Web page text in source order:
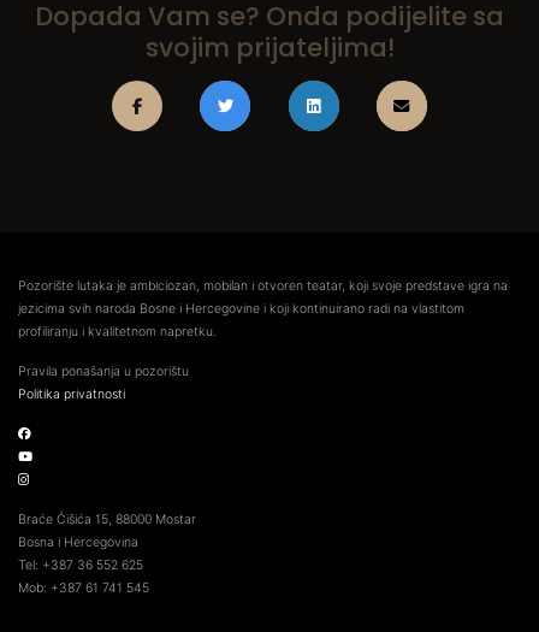
Dopada Vam se? Onda podijelite sa
svojim prijateljima!
Pozorište lutaka je ambiciozan, mobilan i otvoren teatar, koji svoje predstave igra na
jezicima svih naroda Bosne i Hercegovine i koji kontinuirano radi na vlastitom
profiliranju i kvalitetnom napretku.
Pravila ponašanja u pozorištu
Politika privatnosti
Braće Ćišića 15, 88000 Mostar
Bosna i Hercegovina
Tel: +387 36 552 625
Mob: +387 61 741 545